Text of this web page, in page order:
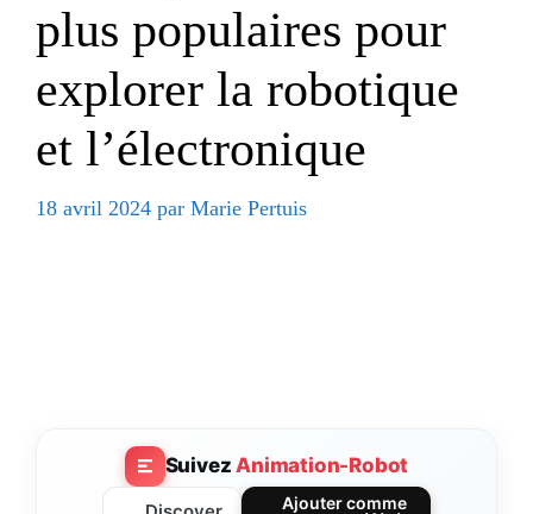
plus populaires pour
explorer la robotique
et l’électronique
18 avril 2024 par Marie Pertuis
SuivezAnimation-Robot
Ajouter comme